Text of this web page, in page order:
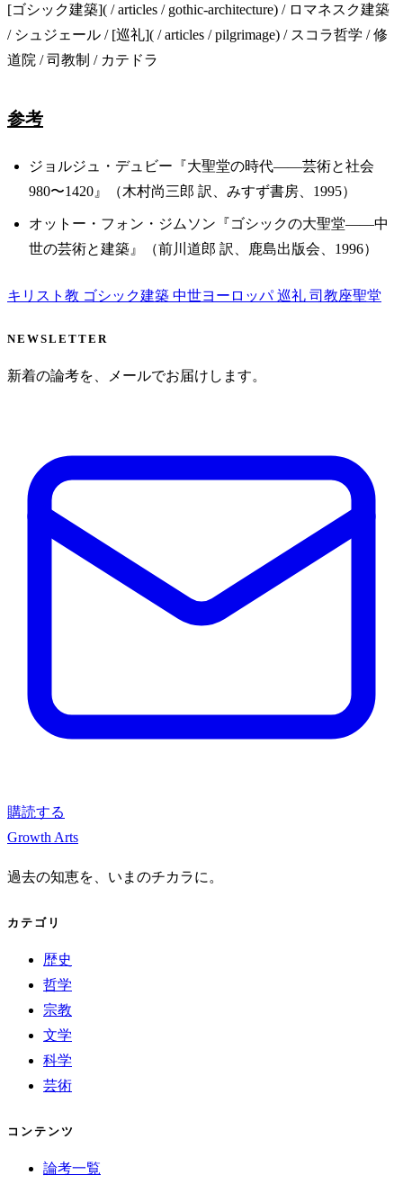
[ゴシック建築]( / articles / gothic-architecture) / ロマネスク建築
/ シュジェール / [巡礼]( / articles / pilgrimage) / スコラ哲学 / 修
道院 / 司教制 / カテドラ
参考
ジョルジュ・デュビー『大聖堂の時代——芸術と社会
980〜1420』（木村尚三郎 訳、みすず書房、1995）
オットー・フォン・ジムソン『ゴシックの大聖堂——中
世の芸術と建築』（前川道郎 訳、鹿島出版会、1996）
キリスト教 ゴシック建築 中世ヨーロッパ巡礼 司教座聖堂
NEWSLETTER
新着の論考を、メールでお届けします。
購読する
Growth Arts
過去の知恵を、いまのチカラに。
カテゴリ
歴史
哲学
宗教
文学
科学
芸術
コンテンツ
論考一覧